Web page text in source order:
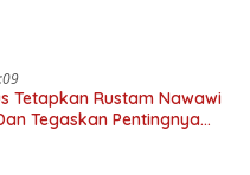
Tetapkan Rustam Nawawi
Tegaskan Pentingnya